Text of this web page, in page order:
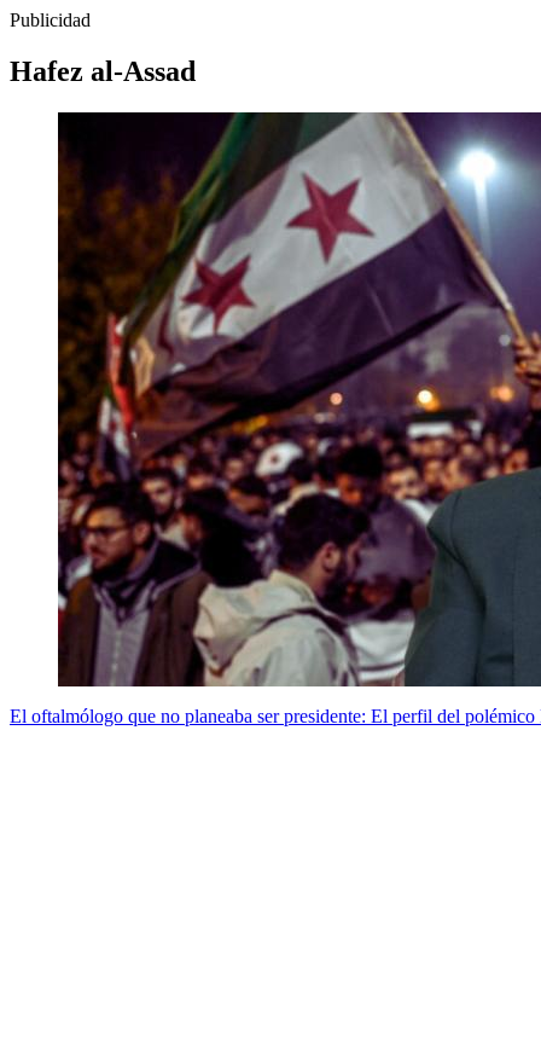
Publicidad
Hafez al-Assad
El oftalmólogo que no planeaba ser presidente: El perfil del